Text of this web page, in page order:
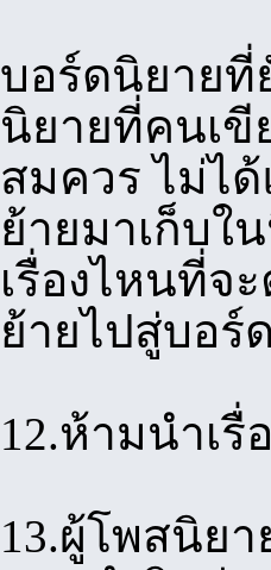
บอร์ดนิยายที่
นิยายที่คนเขี
สมควร ไม่ไ
ย้ายมาเก็บใ
เรื่องไหนที่จ
ย้ายไปสู่บอร์
12.ห้ามนำเ
13.ผู้โพสนิย